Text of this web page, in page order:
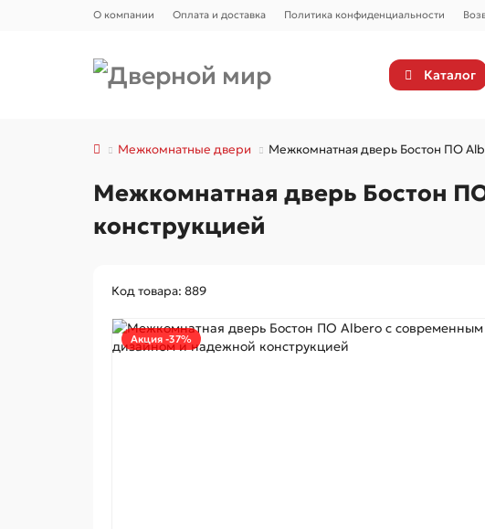
О компании Оплата и доставка Политика конфиденциальности
Каталог
Межкомнатные двери Межкомнатная дверь Бостон ПО
Межкомнатная дверь Бостон
конструкцией
Код товара: 889
Акция -37%